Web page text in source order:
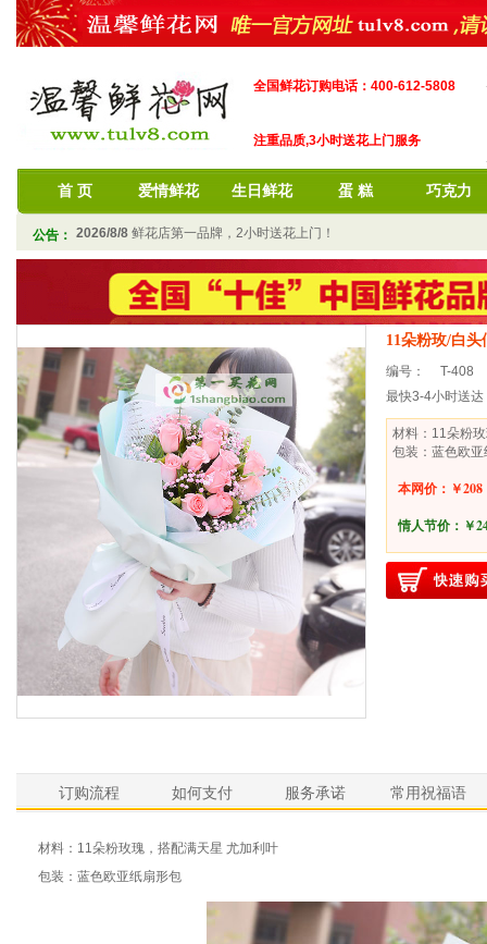
全国鲜花订购电话：400-612-5808
注重品质,3小时送花上门服务
首 页 爱情鲜花 生日鲜花 蛋 糕 巧克力
公告： 2026/8/8 鲜花店第一品牌，2小时送花上门！
11朵粉玫/白头
编号：
T-408
最快3-4小时送达
材料：11朵粉
包装：蓝色欧亚
本网价：￥208
情人节价： ￥
订购流程 如何支付 服务承诺 常用祝福语
材料：11朵粉玫瑰，搭配满天星 尤加利叶
包装：蓝色欧亚纸扇形包